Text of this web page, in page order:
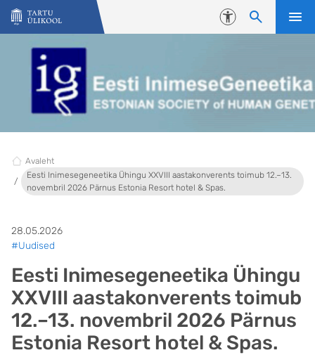
Liigu edasi põhisisu juurde
Juurdepääsetavus
Avaleht
Eesti Inimesegeneetika Ühingu XXVIII aastakonverents toimub 12.–13.
novembril 2026 Pärnus Estonia Resort hotel & Spas.
28.05.2026
#Uudised
Eesti Inimesegeneetika Ühingu
XXVIII aastakonverents toimub
12.–13. novembril 2026 Pärnus
Estonia Resort hotel & Spas.